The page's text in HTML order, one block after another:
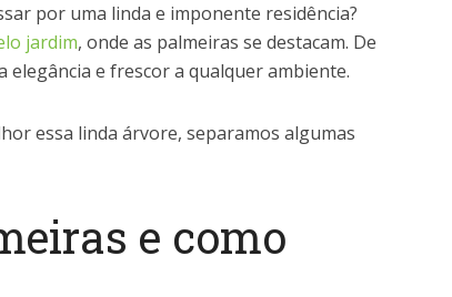
por uma linda e imponente residência?
jardim, onde as palmeiras se destacam. De
elegância e frescor a qualquer ambiente.
essa linda árvore, separamos algumas
e como